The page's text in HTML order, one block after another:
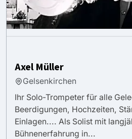
Axel Müller
Gelsenkirchen
Ihr Solo-Trompeter für alle
Beerdigungen, Hochzeiten,
Einlagen.... Als Solist mit
Bühnenerfahrung in...